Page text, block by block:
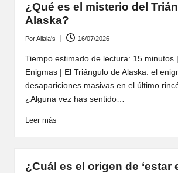
¿Qué es el misterio del
Alaska?
por
PorAllala's 16/07/2026
Tiempo estimado de lectura: 15 minutos
Enigmas | El Triángulo de Alaska: el
desapariciones masivas en el último
¿Alguna vez has sentido…
Leer más
¿Cuál es el origen de ‘estar